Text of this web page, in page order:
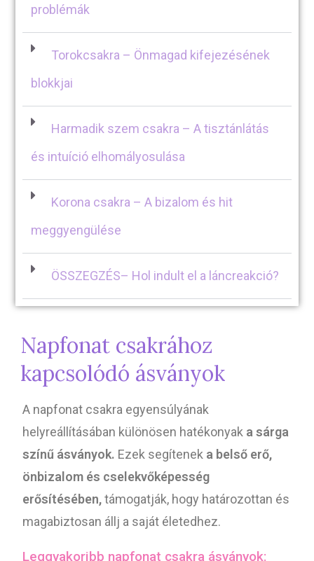
problémák
Torokcsakra – Önmagad kifejezésének
blokkjai
Harmadik szem csakra – A tisztánlátás
és intuíció elhomályosulása
Korona csakra – A bizalom és hit
meggyengülése
ÖSSZEGZÉS– Hol indult el a láncreakció?
Napfonat csakrához
kapcsolódó ásványok
A napfonat csakra egyensúlyának
helyreállításában különösen hatékonyak a sárga
színű ásványok. Ezek segítenek a belső erő,
önbizalom és cselekvőképesség
erősítésében,támogatják, hogy határozottan és
magabiztosan állj a saját életedhez.
Leggyakoribb napfonat csakra ásványok: